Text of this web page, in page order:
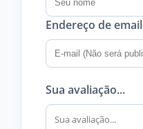
Endereço de email
Sua avaliação...